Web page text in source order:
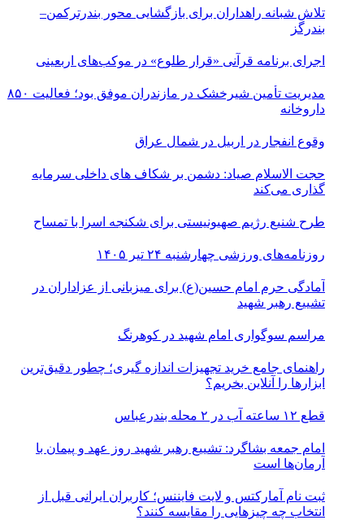
تلاش شبانه راهداران برای بازگشایی محور بندرترکمن–
بندرگز
اجرای برنامه قرآنی «قرار طلوع» در موکب‌های اربعینی
مدیریت تأمین شیرخشک در مازندران موفق بود؛ فعالیت ۸۵۰
داروخانه
وقوع انفجار در اربیل در شمال عراق
حجت الاسلام صیاد: دشمن بر شکاف‌ های داخلی سرمایه‌
گذاری می‌کند
طرح شنیع رژیم صهیونیستی برای شکنجه اسرا با تمساح
روزنامه‌های ورزشی چهارشنبه ۲۴ تیر ۱۴۰۵
آمادگی حرم امام حسین(ع) برای میزبانی از عزاداران در
تشییع رهبر شهید
مراسم سوگواری امام شهید در کوهرنگ
راهنمای جامع خرید تجهیزات اندازه گیری؛ چطور دقیق‌ترین
ابزارها را آنلاین بخریم؟
قطع ۱۲ ساعته آب در ۲ محله بندرعباس
امام جمعه بشاگرد: تشییع رهبر شهید روز عهد و پیمان با
آرمان‌ها است
ثبت نام آمارکتس و لایت فایننس؛ کاربران ایرانی قبل از
انتخاب چه چیزهایی را مقایسه کنند؟